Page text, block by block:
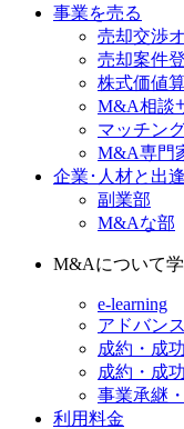
事業を売る
売却交渉
売却案件
株式価値
M&A相談
マッチン
M&A専門
企業･人材と出
副業部
M&Aな部
M&Aについて
e-learning
アドバン
成約・成
成約・成
事業承継
利用料金